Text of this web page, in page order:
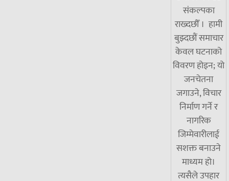
संकल्पका
राख्दछौँ । हामी
बुझ्दछौं समाचार
केवल घटनाको
विवरण होइन; यो
जनचेतना
जगाउने, विचार
निर्माण गर्ने र
नागरिक
जिम्मेवारीलाई
सशक्त बनाउने
माध्यम हो।
त्यसैले उपहार